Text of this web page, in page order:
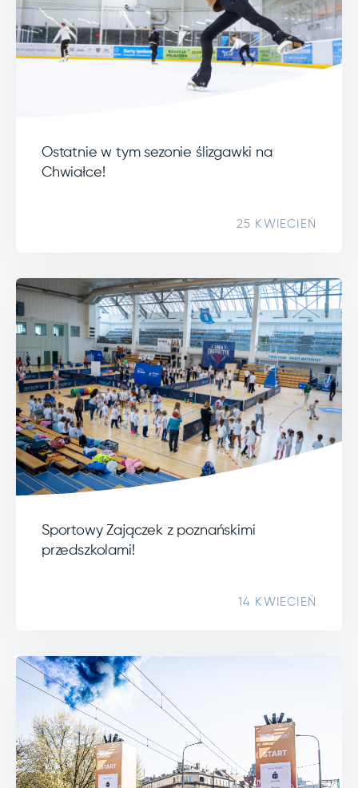
Ostatnie w tym sezonie ślizgawki na
Chwiałce!
25 KWIECIEŃ
Sportowy Zajączek z poznańskimi
przedszkolami!
14 KWIECIEŃ